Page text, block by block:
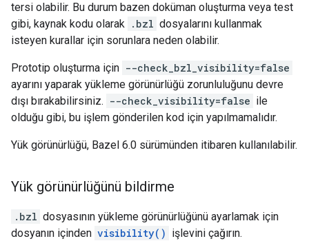
tersi olabilir. Bu durum bazen doküman oluşturma veya test
gibi, kaynak kodu olarak .bzl dosyalarını kullanmak
isteyen kurallar için sorunlara neden olabilir.
Prototip oluşturma için --check_bzl_visibility=false
ayarını yaparak yükleme görünürlüğü zorunluluğunu devre
dışı bırakabilirsiniz. --check_visibility=false ile
olduğu gibi, bu işlem gönderilen kod için yapılmamalıdır.
Yük görünürlüğü, Bazel 6.0 sürümünden itibaren kullanılabilir.
Yük görünürlüğünü bildirme
.bzl dosyasının yükleme görünürlüğünü ayarlamak için
dosyanın içinden visibility() işlevini çağırın.